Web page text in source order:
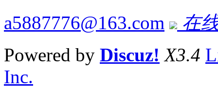
a5887776@163.com
在
Powered by Discuz! X3.4
Inc.